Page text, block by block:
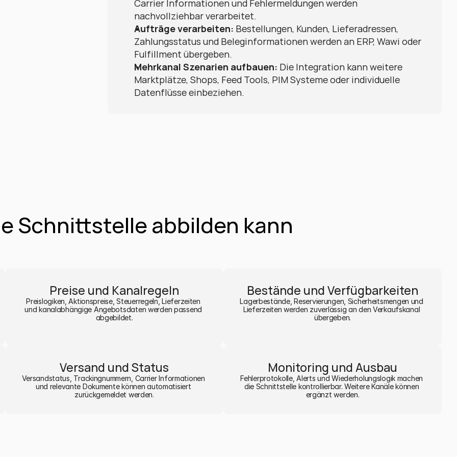
Carrier Informationen und Fehlermeldungen werden
nachvollziehbar verarbeitet.
Aufträge verarbeiten: Bestellungen, Kunden, Lieferadressen,
Zahlungsstatus und Beleginformationen werden an ERP, Wawi oder
Fulfillment übergeben.
Mehrkanal Szenarien aufbauen: Die Integration kann weitere
Marktplätze, Shops, Feed Tools, PIM Systeme oder individuelle
Datenflüsse einbeziehen.
Schnittstelle abbilden kann
Preise und Kanalregeln
Preislogiken, Aktionspreise, Steuerregeln, Lieferzeiten
und kanalabhängige Angebotsdaten werden passend
abgebildet.
Bestände und Verfügbarkeiten
Lagerbestände, Reservierungen, Sicherheitsmengen und
Lieferzeiten werden zuverlässig an den Verkaufskanal
übergeben.
Versand und Status
Versandstatus, Trackingnummern, Carrier Informationen
und relevante Dokumente können automatisiert
zurückgemeldet werden.
Monitoring und Ausbau
Fehlerprotokolle, Alerts und Wiederholungslogik machen
die Schnittstelle kontrollierbar. Weitere Kanäle können
ergänzt werden.